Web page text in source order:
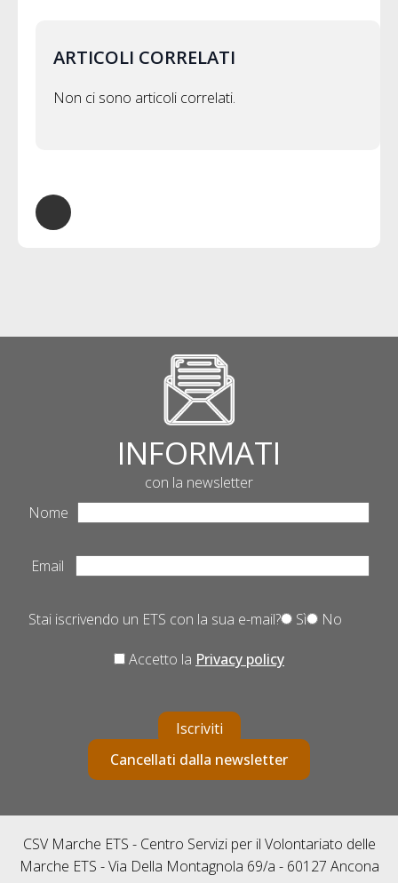
ARTICOLI CORRELATI
Non ci sono articoli correlati.
INFORMATI
con la newsletter
Nome
Email
Stai iscrivendo un ETS con la sua e-mail? Sì No
Accetto la Privacy policy
Iscriviti
Cancellati dalla newsletter
CSV Marche ETS - Centro Servizi per il Volontariato delle
Marche ETS - Via Della Montagnola 69/a - 60127 Ancona